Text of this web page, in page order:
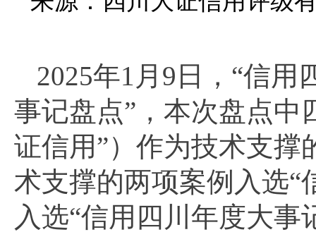
2025年1月9日，“信用
事记盘点”，本次盘点中
证信用”）作为技术支撑
术支撑的两项案例入选“
入选“信用四川年度大事